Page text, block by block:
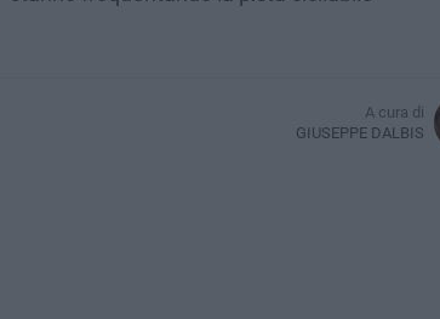
A cura di
GIUSEPPE DALBIS